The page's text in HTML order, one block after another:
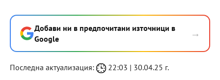
Добави ни в предпочитани източници в
Google
→
Последна актуализация: 22:03 | 30.04.25 г.